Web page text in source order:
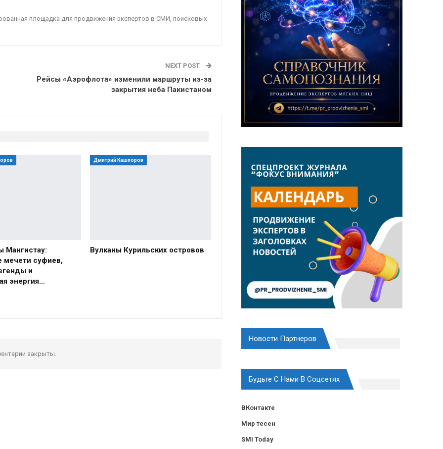
площадка для продвижения экспертов в СМИ, поисковых
NEXT POST
Рейсы «Аэрофлота» изменили маршруты из-за
закрытия неба Пакистаном
Мангистау:
мечети суфиев,
и
энергия…
Дмитрий Кашпоров
Вулканы Курильских островов
закрыты.
Новости Партнеров
Будьте С Нами В Соцсетях
ВКонтакте
Мир тесен
SMI Today